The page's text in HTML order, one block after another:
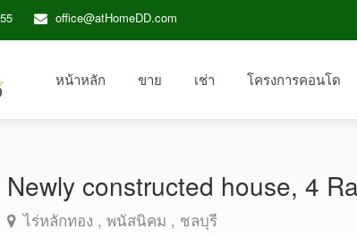
office@atHomeDD.com
หน้าหลัก ขาย เช่า โครงการคอนโด
Newly constructed house, 4
ไร่หลักทอง , พนัสนิคม , ชลบุรี